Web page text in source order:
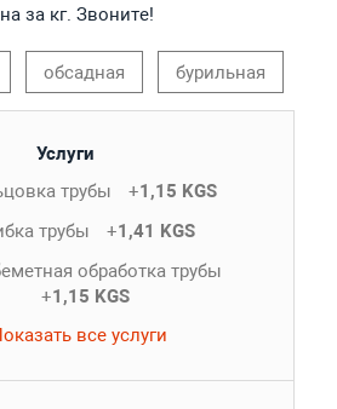
за кг. Звоните!
обсадная бурильная
Услуги
трубы
+1,15 KGS
трубы
+1,41 KGS
обработка трубы
+1,15 KGS
все услуги